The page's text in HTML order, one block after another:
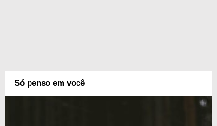
Só penso em você